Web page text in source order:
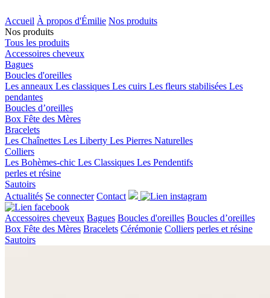
Accueil À propos d'Émilie Nos produits
Nos produits
Tous les produits
Accessoires cheveux
Bagues
Boucles d'oreilles
Les anneaux Les classiques Les cuirs Les fleurs stabilisées Les
pendantes
Boucles d’oreilles
Box Fête des Mères
Bracelets
Les Chaînettes Les Liberty Les Pierres Naturelles
Colliers
Les Bohèmes-chic Les Classiques Les Pendentifs
perles et résine
Sautoirs
Actualités Se connecter Contact
Accessoires cheveux Bagues Boucles d'oreilles Boucles d’oreilles
Box Fête des Mères Bracelets Cérémonie Colliers perles et résine
Sautoirs